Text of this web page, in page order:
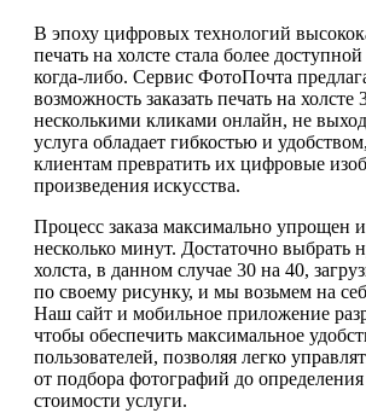
В эпоху цифровых технологий
печать на холсте стала более
когда-либо. Сервис ФотоПочта
возможность заказать печать на холсте
несколькими кликами онлайн, не
услуга обладает гибкостью и
клиентам превратить их цифровые
произведения искусства.
Процесс заказа максимально упрощен
несколько минут. Достаточно выбрать
холста, в данном случае 30 на 40,
по своему рисунку, и мы возьмем на
Наш сайт и мобильное приложение
чтобы обеспечить максимальное
пользователей, позволяя легко
от подбора фотографий до
стоимости услуги.